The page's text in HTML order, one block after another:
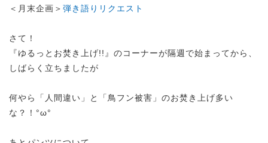
＜月末企画＞ 弾き語りリクエスト
さて！
『ゆるっとお焚き上げ!!』のコーナーが隔週で始まってから、
しばらく立ちましたが
何やら「人間違い」と「鳥フン被害」のお焚き上げ多い
な？！°ω°